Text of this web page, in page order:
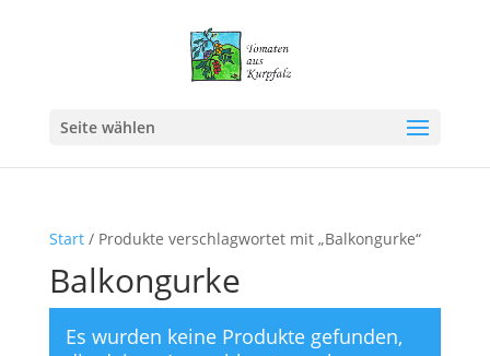
Seite wählen
Start/ Produkte verschlagwortet mit „Balkongurke“
Balkongurke
Es wurden keine Produkte gefunden,